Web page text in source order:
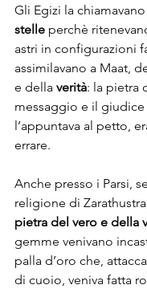
Gli Egizi la chiamavano
stelle perchè
astri in configurazioni
assimilavano a Maat,
e della verità: la pietra
messaggio e il giudice
l’appuntava al petto,
errare.
Anche presso i Parsi,
religione di
pietra del vero e della
gemme venivano
palla d’oro che,
di cuoio, veniva fatta